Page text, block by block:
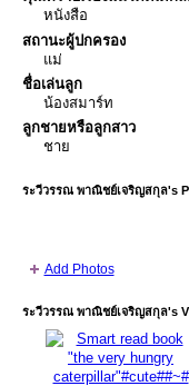
หนังสือ
สถานะผู้ปกครอง
แม่
ชื่อเล่นลูก
น้องสมาร์ท
ลูกชายหรือลูกสาว
ชาย
ระวีวรรณ พาณิชย์เจริญสกุล's
Add Photos
ระวีวรรณ พาณิชย์เจริญสกุล's